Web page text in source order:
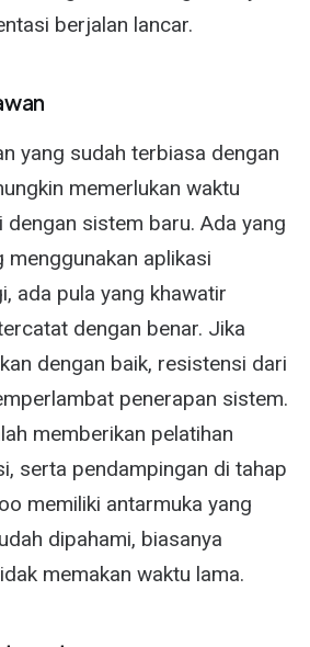
berjalan lancar.
yang sudah terbiasa dengan
memerlukan waktu
sistem baru. Ada yang
menggunakan aplikasi
ada pula yang khawatir
dengan benar. Jika
dengan baik, resistensi dari
penerapan sistem.
memberikan pelatihan
serta pendampingan di tahap
memiliki antarmuka yang
dipahami, biasanya
memakan waktu lama.